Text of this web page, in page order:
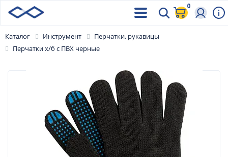
0
Каталог Инструмент
Перчатки, рукавицы
Перчатки х/б с ПВХ черные